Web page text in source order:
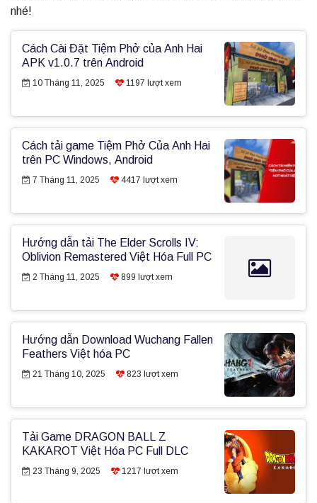
nhé!
Cách Cài Đặt Tiệm Phở của Anh Hai
APK v1.0.7 trên Android
10 Tháng 11, 2025 1197 lượt xem
Cách tải game Tiệm Phở Của Anh Hai
trên PC Windows, Android
7 Tháng 11, 2025 4417 lượt xem
Hướng dẫn tải The Elder Scrolls IV:
Oblivion Remastered Việt Hóa Full PC
2 Tháng 11, 2025 899 lượt xem
Hướng dẫn Download Wuchang Fallen
Feathers Việt hóa PC
21 Tháng 10, 2025 823 lượt xem
Tải Game DRAGON BALL Z
KAKAROT Việt Hóa PC Full DLC
23 Tháng 9, 2025 1217 lượt xem